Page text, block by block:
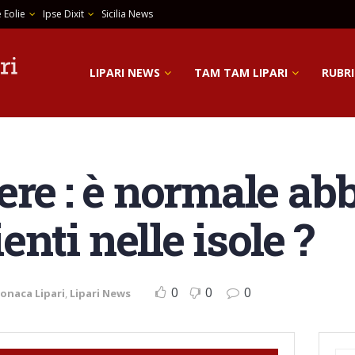
Eolie Ipse Dixit Sicilia News
LIPARI NEWS TAM TAM LIPARI
: è normale
nelle isole ?
Lipari, Lipari News 0 0 0